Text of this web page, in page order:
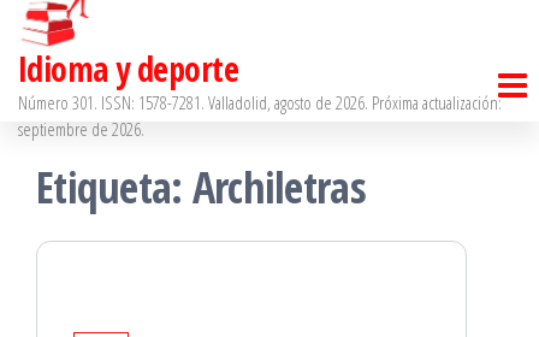
Idioma y deporte
Número 301. ISSN: 1578-7281. Valladolid, agosto de 2026. Próxima actualización:
septiembre de 2026.
Etiqueta: Archiletras